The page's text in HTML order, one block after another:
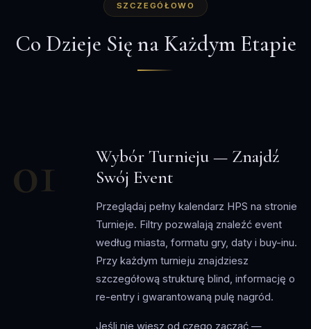
SZCZEGÓŁOWO
Co Dzieje Się na Każdym Etapie
01
Wybór Turnieju — Znajdź
Swój Event
Przeglądaj pełny kalendarz HPS na stronie
Turnieje. Filtry pozwalają znaleźć event
według miasta, formatu gry, daty i buy-inu.
Przy każdym turnieju znajdziesz
szczegółową strukturę blind, informację o
re-entry i gwarantowaną pulę nagród.
Jeśli nie wiesz od czego zacząć —